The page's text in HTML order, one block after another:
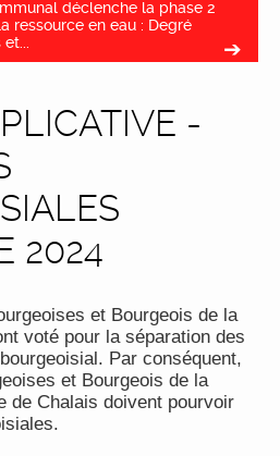
déclenche la phase 2
ressource en eau : Degré
-
2024
et Bourgeois de la
voté pour la séparation des
Par conséquent,
et Bourgeois de la
de Chalais doivent pourvoir